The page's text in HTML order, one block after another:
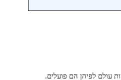
עולם לפיהן הם פועלים.